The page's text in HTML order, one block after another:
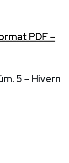
PDF –
5 – Hivern